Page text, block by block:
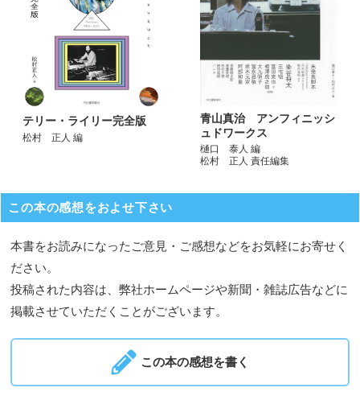
テリー・ライリー完全版
松村 正人 編
青山真治 アンフィニッシ
ュドワークス
樋口 泰人 編
松村 正人 責任編集
この本の感想をおよせ下さい
本書をお読みになったご意見・ご感想などをお気軽にお寄せく
ださい。
投稿された内容は、弊社ホームページや新聞・雑誌広告などに
掲載させていただくことがございます。
この本の感想を書く